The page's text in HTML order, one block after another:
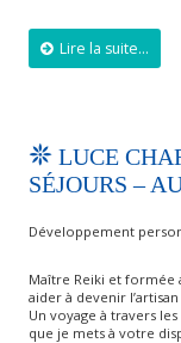
Lire la suite...
LUCE
SÉJOURS –
Développement
Maître Reiki et formée
aider à devenir
Un voyage à travers
que je mets à votre